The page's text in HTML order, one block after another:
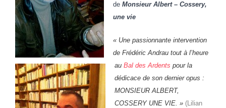
deMonsieur Albert – Cossery,
une vie
« Une passionnante intervention
de Frédéric Andrau tout à l’heure
auBal des Ardents pour la
dédicace de son dernier opus :
MONSIEUR ALBERT,
COSSERY UNE VIE. » (Lilian